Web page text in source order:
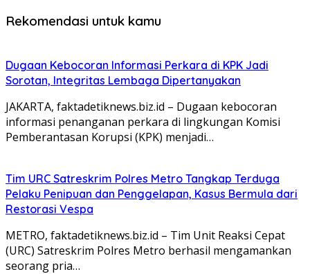
Rekomendasi untuk kamu
Dugaan Kebocoran Informasi Perkara di KPK Jadi
Sorotan, Integritas Lembaga Dipertanyakan
JAKARTA, faktadetiknews.biz.id – Dugaan kebocoran
informasi penanganan perkara di lingkungan Komisi
Pemberantasan Korupsi (KPK) menjadi…
Tim URC Satreskrim Polres Metro Tangkap Terduga
Pelaku Penipuan dan Penggelapan, Kasus Bermula dari
Restorasi Vespa
METRO, faktadetiknews.biz.id – Tim Unit Reaksi Cepat
(URC) Satreskrim Polres Metro berhasil mengamankan
seorang pria…